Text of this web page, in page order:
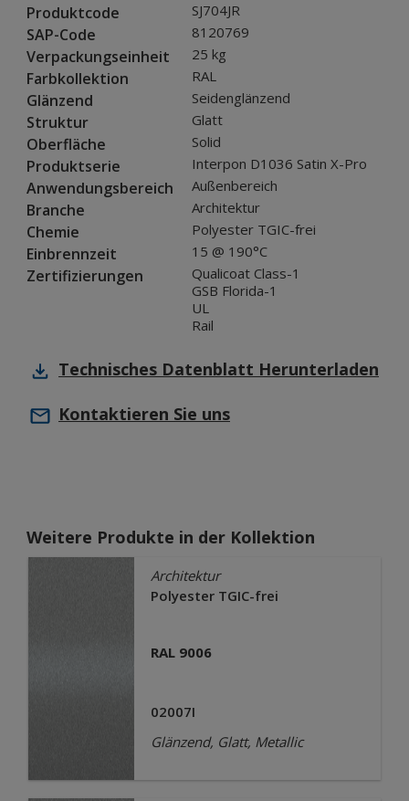
Produktcode SJ704JR
SAP-Code 8120769
Verpackungseinheit 25 kg
Farbkollektion RAL
Glänzend Seidenglänzend
Struktur Glatt
Oberfläche Solid
Produktserie Interpon D1036 Satin X-Pro
Anwendungsbereich Außenbereich
Branche Architektur
Chemie Polyester TGIC-frei
Einbrennzeit 15 @ 190°C
Zertifizierungen
Qualicoat Class-1
GSB Florida-1
UL
Rail
Technisches Datenblatt Herunterladen
Kontaktieren Sie uns
Weitere Produkte in der Kollektion
Architektur
Polyester TGIC-frei
RAL 9006
02007I
Glänzend, Glatt, Metallic